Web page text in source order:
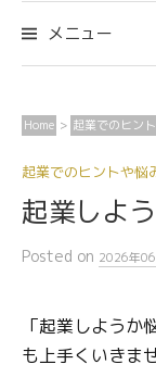
メニュー
Home > 起業でのヒン
起業でのヒントや悩
起業しよ
Posted on 2026年
「起業しようか
も上手くいきま